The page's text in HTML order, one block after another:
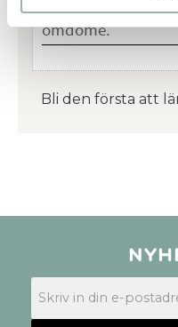
Bli den första att